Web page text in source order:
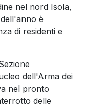
nel nord Isola,
è
di residenti e
dell'Arma dei
nel pronto
delle